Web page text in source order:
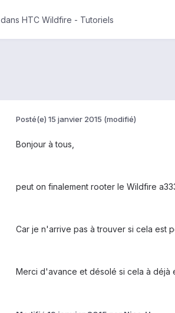
dans HTC Wildfire - Tutoriels
Posté(e) 15 janvier 2015 (modifié)
Bonjour à tous,
peut on finalement rooter le Wildfire
Car je n'arrive pas à trouver si cela est
Merci d'avance et désolé si cela à déjà